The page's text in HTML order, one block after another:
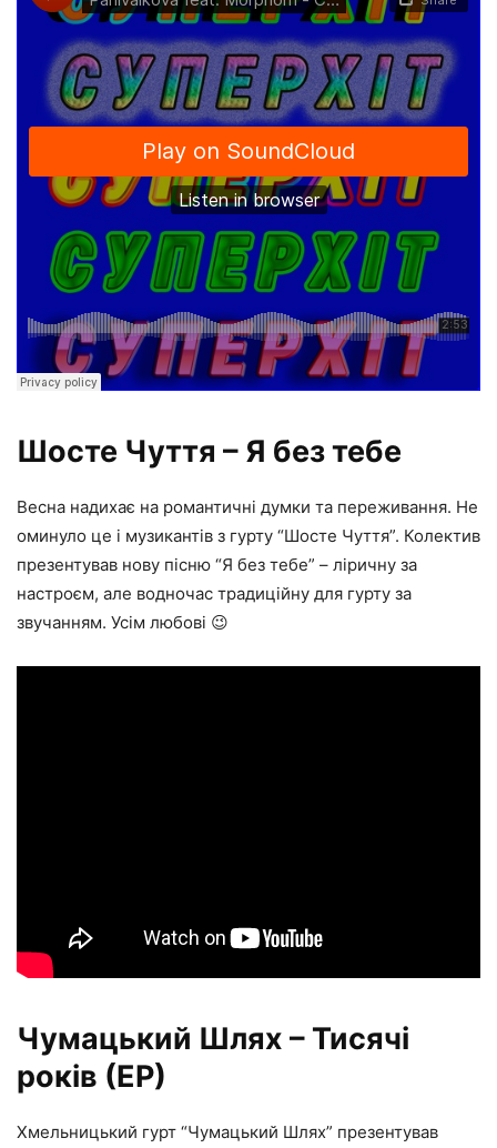
Шосте Чуття – Я без тебе
Весна надихає на романтичні думки та переживання. Не
оминуло це і музикантів з гурту “Шосте Чуття”. Колектив
презентував нову пісню “Я без тебе” – ліричну за
настроєм, але водночас традиційну для гурту за
звучанням. Усім любові 😉
Чумацький Шлях – Тисячі
років (ЕР)
Хмельницький гурт “Чумацький Шлях” презентував